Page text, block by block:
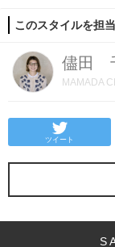
このスタイルを担
儘田
MAMADA
ツイート